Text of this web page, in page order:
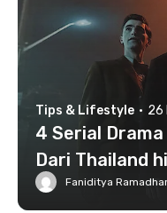
Tips & Lifestyle · 26
4 Serial Drama
Dari Thailand
Faniditya